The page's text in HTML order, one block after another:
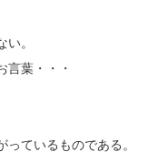
。
葉・・・
ているものである。